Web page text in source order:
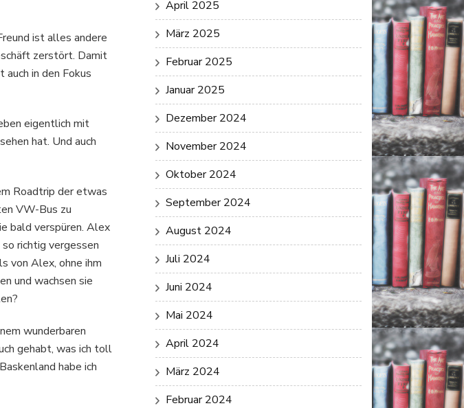
ist alles andere
zerstört. Damit
in den Fokus
eigentlich mit
hat. Und auch
Roadtrip der etwas
VW-Bus zu
bald verspüren. Alex
richtig vergessen
von Alex, ohne ihm
und wachsen sie
wunderbaren
gehabt, was ich toll
habe ich
April 2025
März 2025
Februar 2025
Januar 2025
Dezember 2024
November 2024
Oktober 2024
September 2024
August 2024
Juli 2024
Juni 2024
Mai 2024
April 2024
März 2024
Februar 2024